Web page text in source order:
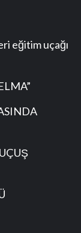
eğitim uçağı